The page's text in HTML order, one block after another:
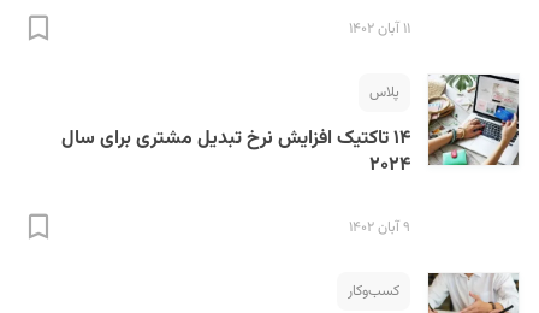
۱۱ آبان ۱۴۰۲
پلاس
۱۴ تاکتیک افزایش نرخ تبدیل مشتری برای سال
۲۰۲۴
۹ آبان ۱۴۰۲
کسب‌و‌کار